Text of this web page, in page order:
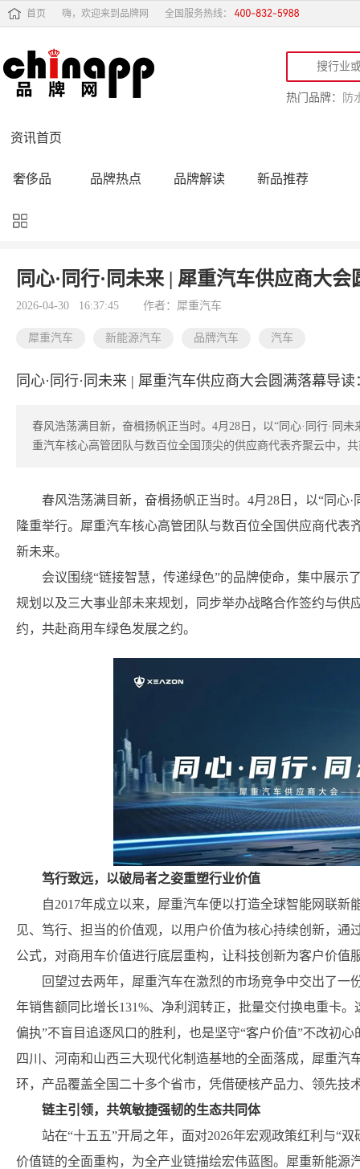
首页 嗨，欢迎来到品牌网 全国服务热线：
热门品牌： 防
资讯首页
奢侈品 品牌热点 品牌解读 新品推荐
品牌黑榜
品牌导购 专家点评 精彩点评
同心·同行·同未来 | 犀重汽车供应商大会
2026-04-30 16:37:45 作者：犀重汽车
犀重汽车 新能源汽车 品牌汽车 汽车
同心·同行·同未来 | 犀重汽车供应商大会圆满落幕导读
春风浩荡满目新，奋楫扬帆正当时。4月28日，以“同心·同行·同
重汽车核心高管团队与数百位全国顶尖的供应商代表齐聚云中，
春风浩荡满目新，奋楫扬帆正当时。4月28日，以“同心
隆重举行。犀重汽车核心高管团队与数百位全国供应商代
新未来。
会议围绕“链接智慧，传递绿色”的品牌使命，集中展
规划以及三大事业部未来规划，同步举办战略合作签约与供
约，共赴商用车绿色发展之约。
笃行致远，以破局者之姿重塑行业价值
自2017年成立以来，犀重汽车便以打造全球智能网联
见、笃行、担当的价值观，以用户价值为核心持续创新，通
公式，对商用车价值进行底层重构，让科技创新为客户价值
回望过去两年，犀重汽车在激烈的市场竞争中交出了一
年销售额同比增长131%、净利润转正，批量交付换电重卡
偏执”不盲目追逐风口的胜利，也是坚守“客户价值”不改初
四川、河南和山西三大现代化制造基地的全面落成，犀重
环，产品覆盖全国二十多个省市，凭借硬核产品力、领先技
链主引领，共筑敏捷强韧的生态共同体
站在“十五五”开局之年，面对2026年宏观政策红利与“
价值链的全面重构，为全产业链描绘宏伟蓝图。犀重新能源